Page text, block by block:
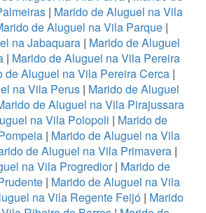
| Marido de Aluguel na Vila
de Aluguel na Vila Parque|
na Jabaquara | Marido de Aluguel
| Marido de Aluguel na Vila Pereira
de Aluguel na Vila Pereira Cerca|
na Vila Perus | Marido de Aluguel
de Aluguel na Vila Pirajussara
na Vila Polopoli | Marido de
| Marido de Aluguel na Vila
de Aluguel na Vila Primavera|
na Vila Progredior| Marido de
| Marido de Aluguel na Vila
na Vila Regente Feijó| Marido